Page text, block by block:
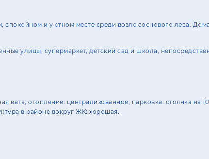
спокойном и уютном месте среди возле соснового леса.
улицы, супермаркет, детский сад и школа,
вата; отопление: централизованное; парковка: стоянка на
в районе вокруг ЖК: хорошая.